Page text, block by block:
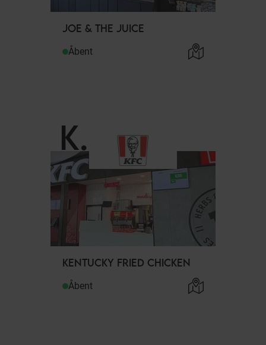
JOE & THE JUICE
Åbent
K.
KENTUCKY FRIED CHICKEN
Åbent